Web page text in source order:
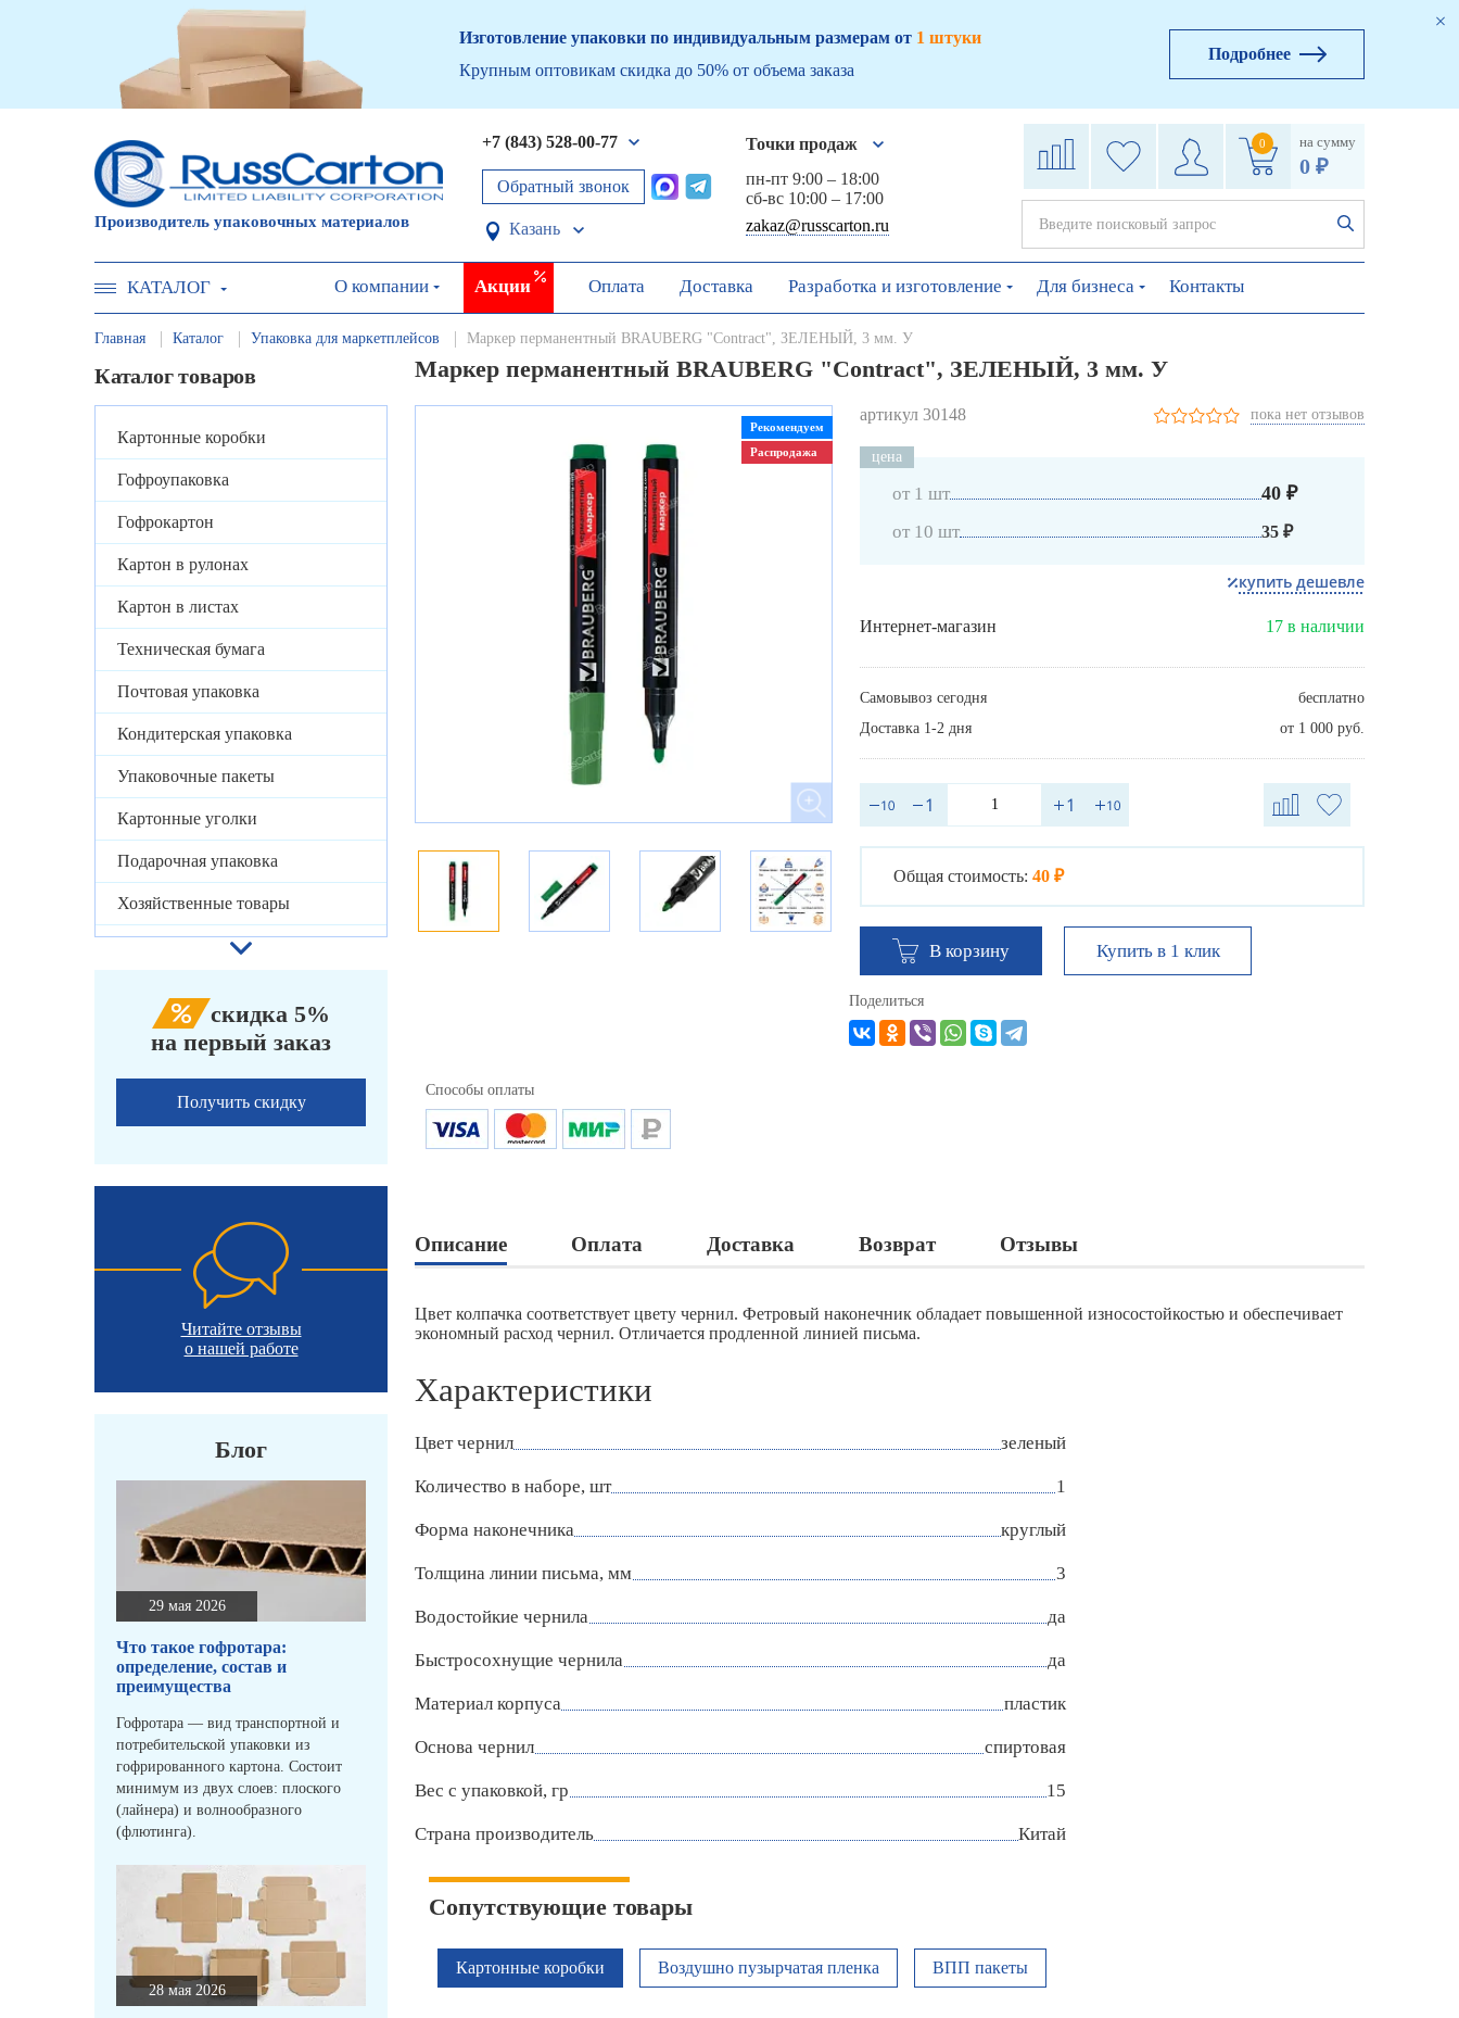
Изготовление упаковки по индивидуальным размерам от 1 штуки
Крупным оптовикам скидка до 50% от объема заказа
Подробнее
Производитель упаковочных материалов
+7 (843) 528-00-77
Обратный звонок
Казань
Точки продаж
пн-пт 9:00 – 18:00
сб-вс 10:00 – 17:00
zakaz@russcarton.ru
0 на сумму
0 ₽
КАТАЛОГ О компании Акции Оплата Доставка Разработка и изготовление Для бизнеса Контакты
Главная Каталог Упаковка для маркетплейсов Маркер перманентный BRAUBERG "Contract", ЗЕЛЕНЫЙ, 3 мм. У
Каталог товаров
Картонные коробки
Гофроупаковка
Гофрокартон
Картон в рулонах
Картон в листах
Техническая бумага
Почтовая упаковка
Кондитерская упаковка
Упаковочные пакеты
Картонные уголки
Подарочная упаковка
Хозяйственные товары
скидка 5%
на первый заказ
Получить скидку
Читайте отзывы
о нашей работе
Блог
29 мая 2026
Что такое гофротара:
определение, состав и
преимущества
Гофротара — вид транспортной и
потребительской упаковки из
гофрированного картона. Состоит
минимум из двух слоев: плоского
(лайнера) и волнообразного
(флютинга).
28 мая 2026
Маркер перманентный BRAUBERG "Contract", ЗЕЛЕНЫЙ, 3 мм. У
Рекомендуем
Распродажа
артикул 30148 пока нет отзывов
цена
от 1 шт 40 ₽
от 10 шт 35 ₽
купить дешевле
Интернет-магазин 17 в наличии
Самовывоз сегодня
бесплатно
Доставка 1-2 дня
от 1 000 руб.
Общая стоимость: 40 ₽
В корзину Купить в 1 клик
Поделиться
Способы оплаты
Описание Оплата Доставка Возврат Отзывы
Цвет колпачка соответствует цвету чернил. Фетровый наконечник обладает повышенной износостойкостью и обеспечивает
экономный расход чернил. Отличается продленной линией письма.
Характеристики
Цвет чернил зеленый
Количество в наборе, шт 1
Форма наконечника круглый
Толщина линии письма, мм 3
Водостойкие чернила да
Быстросохнущие чернила да
Материал корпуса пластик
Основа чернил спиртовая
Вес с упаковкой, гр 15
Страна производитель Китай
Сопутствующие товары
Картонные коробки Воздушно пузырчатая пленка ВПП пакеты